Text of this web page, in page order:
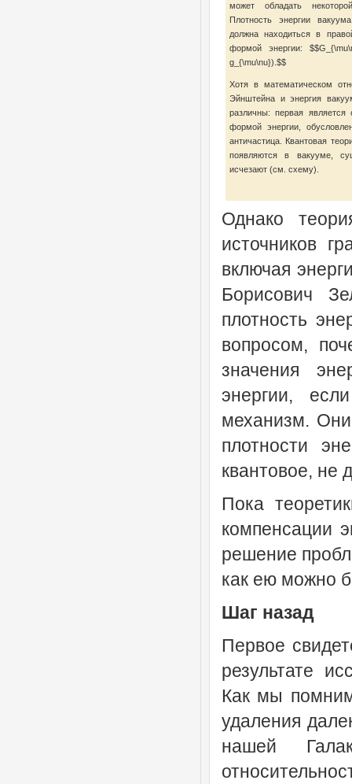
может обладать
Плотность энергии
должна находиться в
формой энергии:
g_{\mu\nu}).$$
Хотя в математическом
Эйнштейна и энергия
различны: первая является
формой энергии,
античастица. Квантовая
появляются в вакууме,
исчезают (см. схему).
Однако
источников
включая
Борисович
плотность
вопросом,
значения
энергии,
механизм.
плотности
квантовое, не
Пока
компенсации
решение
как ею можно
Шаг назад
Первое
результате
Как мы
удаления
нашей